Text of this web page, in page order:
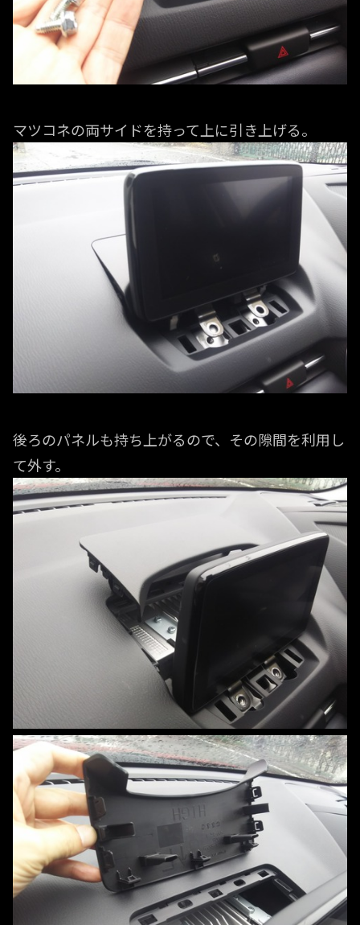
マツコネの両サイドを持って上に引き上げる。
後ろのパネルも持ち上がるので、その隙間を利用し
て外す。